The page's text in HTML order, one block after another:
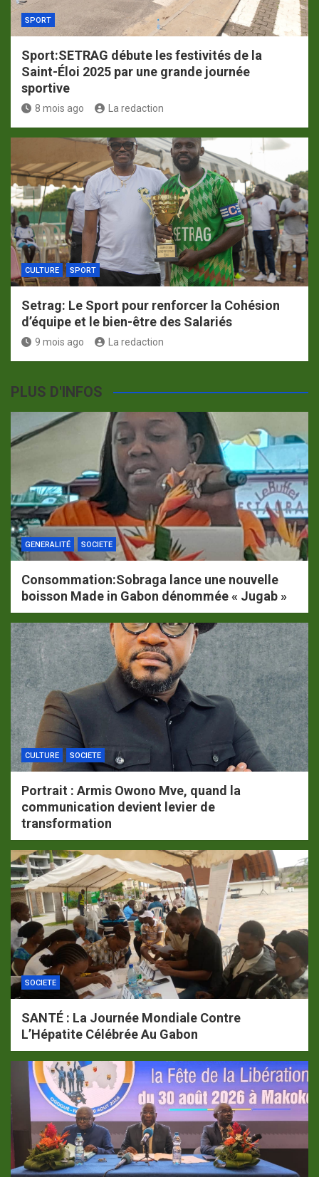
SPORT
Sport:SETRAG débute les festivités de la
Saint-Éloi 2025 par une grande journée
sportive
8 mois ago La redaction
CULTURE SPORT
Setrag: Le Sport pour renforcer la Cohésion
d’équipe et le bien-être des Salariés
9 mois ago La redaction
PLUS D'INFOS
GENERALITÉ SOCIETE
Consommation:Sobraga lance une nouvelle
boisson Made in Gabon dénommée « Jugab »
CULTURE SOCIETE
Portrait : Armis Owono Mve, quand la
communication devient levier de
transformation
SOCIETE
SANTÉ : La Journée Mondiale Contre
L’Hépatite Célébrée Au Gabon